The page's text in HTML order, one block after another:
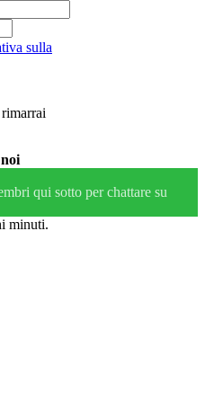
sulla
qui sotto per chattare su
minuti.